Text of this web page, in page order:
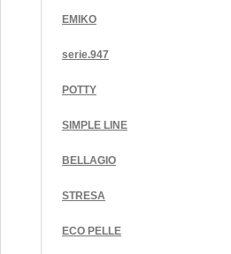
EMIKO
serie.947
POTTY
SIMPLE LINE
BELLAGIO
STRESA
ECO PELLE